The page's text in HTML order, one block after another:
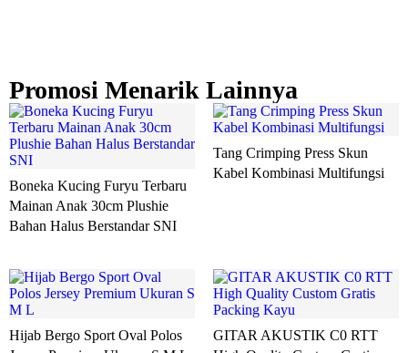
Promosi Menarik Lainnya
Boneka Kucing Furyu Terbaru
Mainan Anak 30cm Plushie
Bahan Halus Berstandar SNI
Tang Crimping Press Skun
Kabel Kombinasi Multifungsi
Hijab Bergo Sport Oval Polos
GITAR AKUSTIK C0 RTT